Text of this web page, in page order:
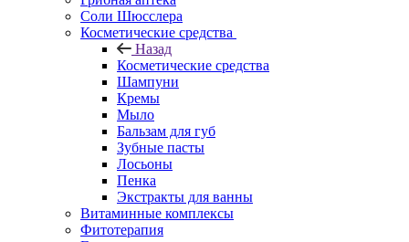
Соли Шюсслера
Косметические средства
Назад
Косметические средства
Шампуни
Кремы
Мыло
Бальзам для губ
Зубные пасты
Лосьоны
Пенка
Экстракты для ванны
Витаминные комплексы
Фитотерапия